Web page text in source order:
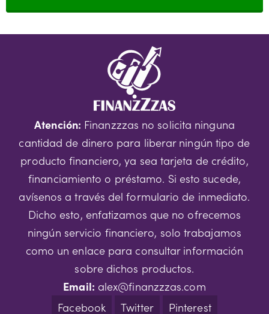
Atención: Finanzzzas no solicita ninguna
cantidad de dinero para liberar ningún tipo de
producto financiero, ya sea tarjeta de crédito,
financiamiento o préstamo. Si esto sucede,
avísenos a través del formulario de inmediato.
Dicho esto, enfatizamos que no ofrecemos
ningún servicio financiero, solo trabajamos
como un enlace para consultar información
sobre dichos productos.
Email: alex@finanzzzas.com
Facebook
Twitter Pinterest